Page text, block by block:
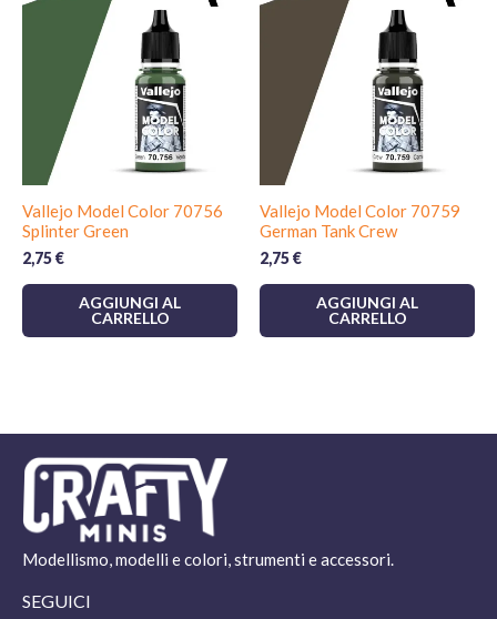
Vallejo Model Color 70756
Splinter Green
2,75€
AGGIUNGI AL
CARRELLO
Vallejo Model Color 70759
German Tank Crew
2,75€
AGGIUNGI AL
CARRELLO
Modellismo, modelli e colori, strumenti e accessori.
SEGUICI